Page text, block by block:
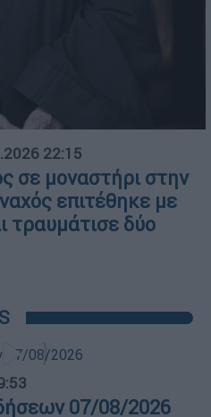
22:15
σε μοναστήρι στην
επιτέθηκε με
τραυμάτισε δύο
07/08/2026